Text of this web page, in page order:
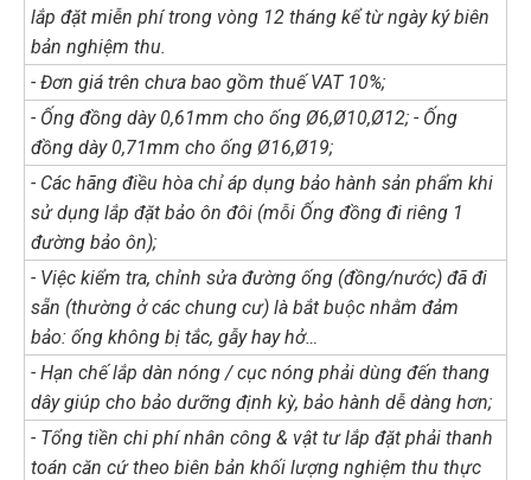
lắp đặt miễn phí trong vòng 12 tháng kể từ ngày ký biên
bản nghiệm thu.
- Đơn giá trên chưa bao gồm thuế VAT 10%;
- Ống đồng dày 0,61mm cho ống Ø6,Ø10,Ø12; - Ống
đồng dày 0,71mm cho ống Ø16,Ø19;
- Các hãng điều hòa chỉ áp dụng bảo hành sản phẩm khi
sử dụng lắp đặt bảo ôn đôi (mỗi Ống đồng đi riêng 1
đường bảo ôn);
- Việc kiểm tra, chỉnh sửa đường ống (đồng/nước) đã đi
sẵn (thường ở các chung cư) là bắt buộc nhằm đảm
bảo: ống không bị tắc, gẫy hay hở…
- Hạn chế lắp dàn nóng / cục nóng phải dùng đến thang
dây giúp cho bảo dưỡng định kỳ, bảo hành dễ dàng hơn;
- Tổng tiền chi phí nhân công & vật tư lắp đặt phải thanh
toán căn cứ theo biên bản khối lượng nghiệm thu thực